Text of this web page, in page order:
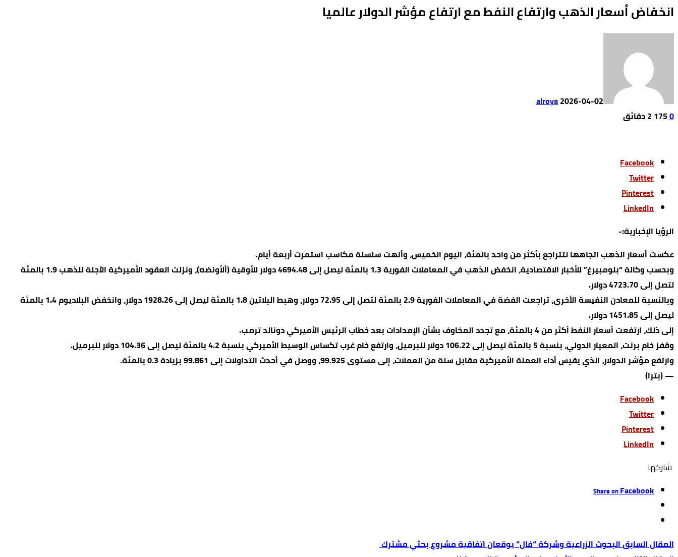
انخفاض أسعار الذهب وارتفاع النفط مع ارتفاع مؤشر الدولار عالميا
alroya2026-04-02
0
175 2 ‫دقائق‬
Facebook
Twitter
Pinterest
LinkedIn
الرؤيا الإخبارية:-
عكست أسعار الذهب ⁠اتجاهها لتتراجع بأكثر من واحد بالمئة، اليوم الخميس، وأنهت سلسلة مكاسب استمرت أربعة أيام.
وبحسب وكالة “بلومبيرغ” للأخبار الاقتصادية، انخفض الذهب في المعاملات الفورية 1.3 بالمئة ليصل إلى 4694.48 دولار ‌للأوقية (ألأونضه)، ونزلت العقود الأميركية الآجلة للذهب 1.9 بالمئة
لتصل إلى 4723.70 دولار.
وبالنسبة للمعادن النفيسة الأخرى، تراجعت ⁠الفضة في ​المعاملات الفورية 2.9 بالمئة لتصل إلى 72.95 دولار، وهبط البلاتين 1.8 بالمئة ليصل إلى 1928.26 دولار، وانخفض البلاديوم 1.4 بالمئة
ليصل إلى 1451.85 دولار.
إلى ذلك، ارتفعت أسعار النفط أكثر من 4 بالمئة، مع تجدد المخاوف بشأن الإمدادات بعد خطاب الرئيس الأميركي دونالد ترمب.
وقفز خام برنت، المعيار الدولي، بنسبة 5 بالمئة ليصل إلى 106.22 دولار للبرميل، وارتفع خام غرب تكساس الوسيط الأميركي بنسبة 4.2 بالمئة ليصل إلى 104.36 دولار للبرميل.
وارتفع مؤشر الدولار، الذي يقيس أداء العملة الأميركية مقابل سلة من العملات، إلى مستوى 99.925، ووصل في أحدث التداولات إلى 99.861 بزيادة 0.3 بالمئة.
— (بترا)
Facebook
Twitter
Pinterest
LinkedIn
‫‫ شاركها‬
Share onFacebook
البحوث الزراعية وشركة “فال” يوقعان اتفاقية مشروع بحثي مشترك